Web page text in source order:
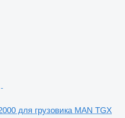
для грузовика MAN TGX